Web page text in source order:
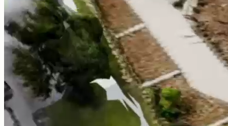
Raumweise Heizlast